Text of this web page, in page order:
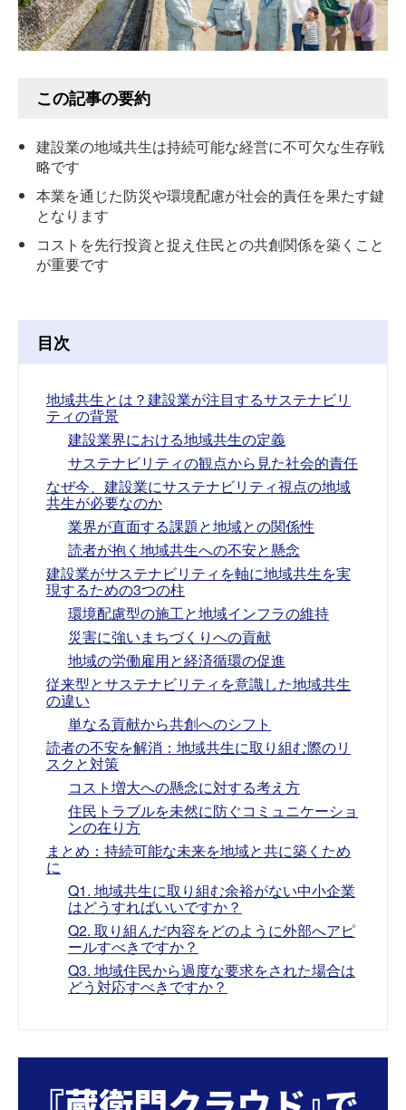
この記事の要約
建設業の地域共生は持続可能な経営に不可欠な生存戦
略です
本業を通じた防災や環境配慮が社会的責任を果たす鍵
となります
コストを先行投資と捉え住民との共創関係を築くこと
が重要です
目次
地域共生とは？建設業が注目するサステナビリ
ティの背景
建設業界における地域共生の定義
サステナビリティの観点から見た社会的責任
なぜ今、建設業にサステナビリティ視点の地域
共生が必要なのか
業界が直面する課題と地域との関係性
読者が抱く地域共生への不安と懸念
建設業がサステナビリティを軸に地域共生を実
現するための3つの柱
環境配慮型の施工と地域インフラの維持
災害に強いまちづくりへの貢献
地域の労働雇用と経済循環の促進
従来型とサステナビリティを意識した地域共生
の違い
単なる貢献から共創へのシフト
読者の不安を解消：地域共生に取り組む際のリ
スクと対策
コスト増大への懸念に対する考え方
住民トラブルを未然に防ぐコミュニケーショ
ンの在り方
まとめ：持続可能な未来を地域と共に築くため
に
Q1. 地域共生に取り組む余裕がない中小企業
はどうすればいいですか？
Q2. 取り組んだ内容をどのように外部へアピ
ールすべきですか？
Q3. 地域住民から過度な要求をされた場合は
どう対応すべきですか？